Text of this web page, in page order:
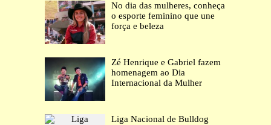
No dia das mulheres, conheça
o esporte feminino que une
força e beleza
Zé Henrique e Gabriel fazem
homenagem ao Dia
Internacional da Mulher
Liga Nacional de Bulldog